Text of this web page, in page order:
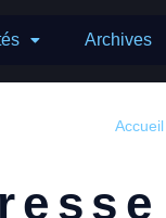
Archives
Accueil